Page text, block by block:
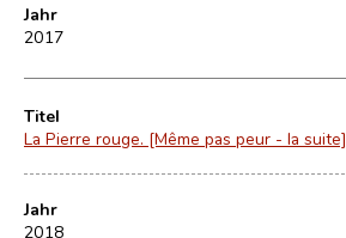
Jahr
2017
Titel
La Pierre rouge. [Même pas peur - la suite]
Jahr
2018